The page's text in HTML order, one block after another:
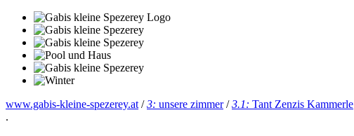
www.gabis-kleine-spezerey.at /3: unsere zimmer /3.1: Tant Zenzis Kammerle
.